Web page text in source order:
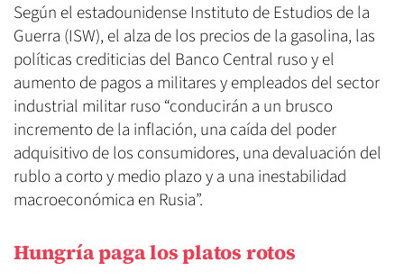
Según el estadounidense Instituto de Estudios de la
Guerra (ISW), el alza de los precios de la gasolina, las
políticas crediticias del Banco Central ruso y el
aumento de pagos a militares y empleados del sector
industrial militar ruso “conducirán a un brusco
incremento de la inflación, una caída del poder
adquisitivo de los consumidores, una devaluación del
rublo a corto y medio plazo y a una inestabilidad
macroeconómica en Rusia”.
Hungría paga los platos rotos